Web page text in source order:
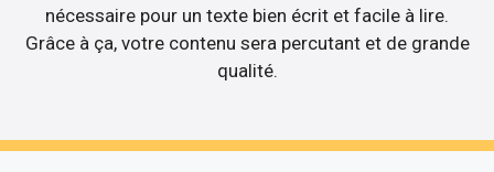
nécessaire pour un texte bien écrit et facile à lire.
Grâce à ça, votre contenu sera percutant et de grande
qualité.